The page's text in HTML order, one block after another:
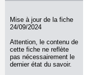
Mise à jour de la fiche
24/09/2024
Attention, le contenu de
cette fiche ne reflète
pas nécessairement le
dernier état du savoir.